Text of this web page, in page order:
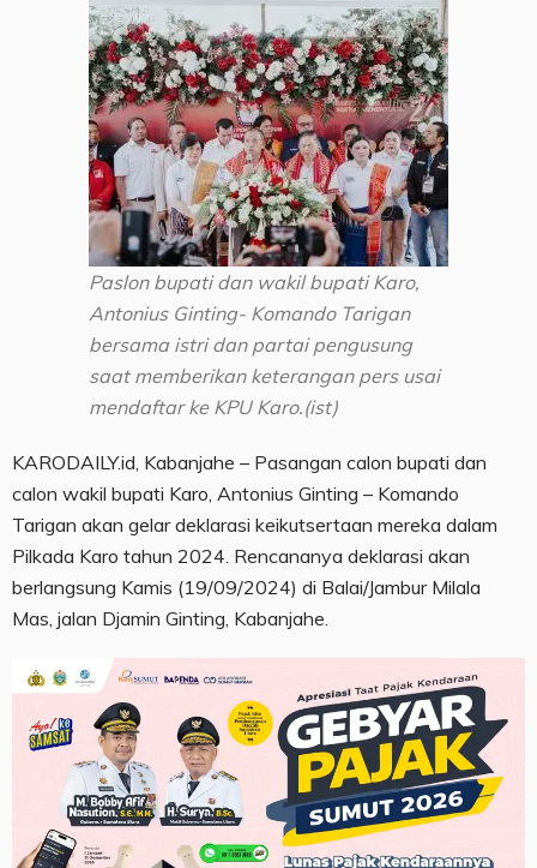
Paslon bupati dan wakil bupati Karo,
Antonius Ginting- Komando Tarigan
bersama istri dan partai pengusung
saat memberikan keterangan pers usai
mendaftar ke KPU Karo.(ist)
KARODAILY.id, Kabanjahe – Pasangan calon bupati dan
calon wakil bupati Karo, Antonius Ginting – Komando
Tarigan akan gelar deklarasi keikutsertaan mereka dalam
Pilkada Karo tahun 2024. Rencananya deklarasi akan
berlangsung Kamis (19/09/2024) di Balai/Jambur Milala
Mas, jalan Djamin Ginting, Kabanjahe.